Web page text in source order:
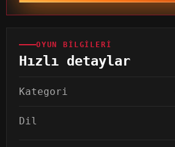
OYUN BILGILERI
Hızlı detaylar
Kategori
Dil